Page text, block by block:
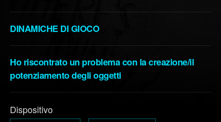
DINAMICHE DI GIOCO
Ho riscontrato un problema con la creazione/il
potenziamento degli oggetti
Dispositivo